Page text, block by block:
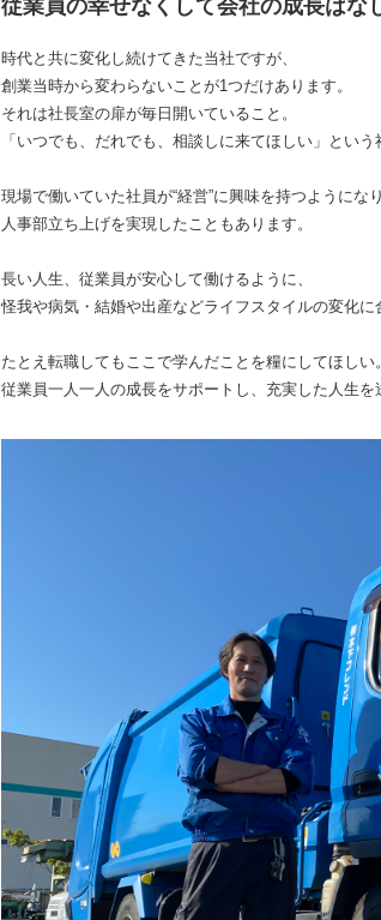
従業員の幸せなくして会社の成長はな
時代と共に変化し続けてきた当社ですが、
創業当時から変わらないことが1つだけあります。
それは社長室の扉が毎日開いていること。
「いつでも、だれでも、相談しに来てほしい」という
現場で働いていた社員が“経営”に興味を持つようになり
人事部立ち上げを実現したこともあります。
長い人生、従業員が安心して働けるように、
怪我や病気・結婚や出産などライフスタイルの変化に
たとえ転職してもここで学んだことを糧にしてほしい。
従業員一人一人の成長をサポートし、充実した人生を